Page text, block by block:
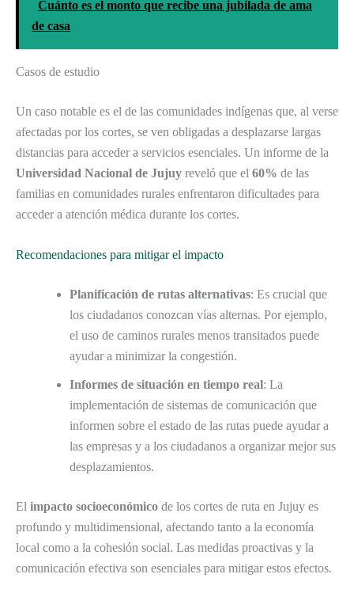
Cuánto es el monto que recibe una jubilada de ama
de casa
Casos de estudio
Un caso notable es el de las comunidades indígenas que, al verse
afectadas por los cortes, se ven obligadas a desplazarse largas
distancias para acceder a servicios esenciales. Un informe de la
Universidad Nacional de Jujuy reveló que el 60% de las
familias en comunidades rurales enfrentaron dificultades para
acceder a atención médica durante los cortes.
Recomendaciones para mitigar el impacto
Planificación de rutas alternativas: Es crucial que
los ciudadanos conozcan vías alternas. Por ejemplo,
el uso de caminos rurales menos transitados puede
ayudar a minimizar la congestión.
Informes de situación en tiempo real: La
implementación de sistemas de comunicación que
informen sobre el estado de las rutas puede ayudar a
las empresas y a los ciudadanos a organizar mejor sus
desplazamientos.
El impacto socioeconómico de los cortes de ruta en Jujuy es
profundo y multidimensional, afectando tanto a la economía
local como a la cohesión social. Las medidas proactivas y la
comunicación efectiva son esenciales para mitigar estos efectos.